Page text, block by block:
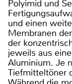
Polyimid und
und einen
Membranen
der
jeweils aus
Aluminium. Je
Tiefmitteltöner